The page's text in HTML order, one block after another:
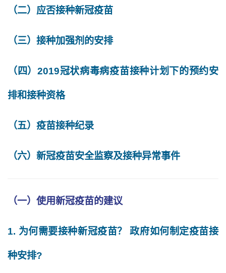
（二）应否接种新冠疫苗
（三）接种加强剂的安排
（四）2019冠状病毒病疫苗接种计划下的预约安
排和接种资格
（五）疫苗接种纪录
（六）新冠疫苗安全监察及接种异常事件
（一）使用新冠疫苗的建议
1. 为何需要接种新冠疫苗？ 政府如何制定疫苗接
种安排?